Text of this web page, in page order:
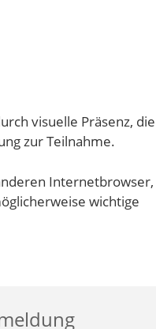
visuelle Präsenz, die
zur Teilnahme.
Internetbrowser,
wichtige